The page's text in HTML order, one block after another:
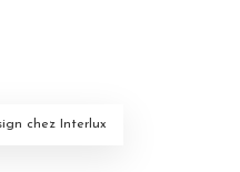
chez Interlux